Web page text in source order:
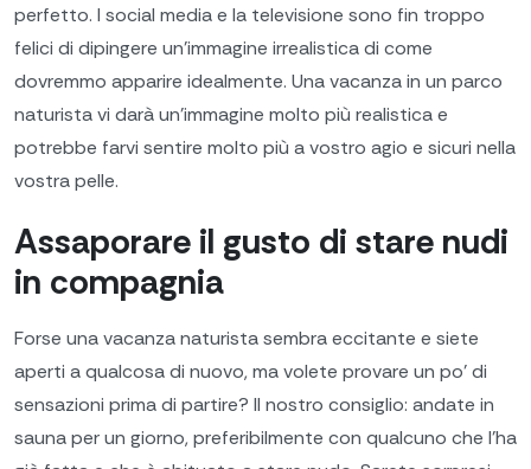
perfetto. I social media e la televisione sono fin troppo
felici di dipingere un'immagine irrealistica di come
dovremmo apparire idealmente. Una vacanza in un parco
naturista vi darà un'immagine molto più realistica e
potrebbe farvi sentire molto più a vostro agio e sicuri nella
vostra pelle.
Assaporare il gusto di stare nudi
in compagnia
Forse una vacanza naturista sembra eccitante e siete
aperti a qualcosa di nuovo, ma volete provare un po' di
sensazioni prima di partire? Il nostro consiglio: andate in
sauna per un giorno, preferibilmente con qualcuno che l'ha